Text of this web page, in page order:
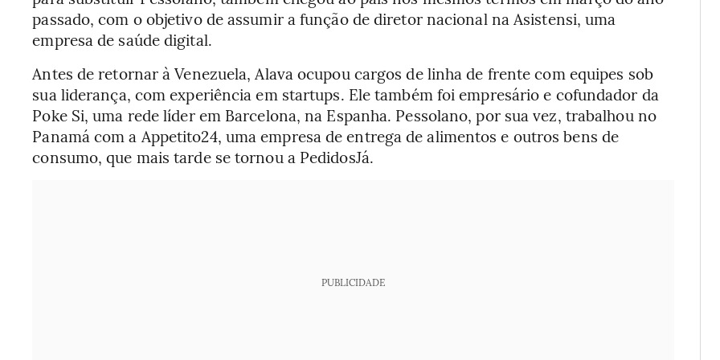
passado, com o objetivo de assumir a função de diretor nacional na Asistensi, uma
empresa de saúde digital.
Antes de retornar à Venezuela, Alava ocupou cargos de linha de frente com equipes sob
sua liderança, com experiência em startups. Ele também foi empresário e cofundador da
Poke Si, uma rede líder em Barcelona, na Espanha. Pessolano, por sua vez, trabalhou no
Panamá com a Appetito24, uma empresa de entrega de alimentos e outros bens de
consumo, que mais tarde se tornou a PedidosJá.
PUBLICIDADE